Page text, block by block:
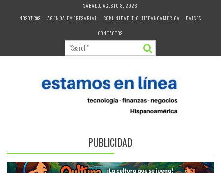
SÁBADO, AGOSTO 8, 2026
NOSOTROS
AGENDA EMPRESARIAL COMUNIDAD TIC HISPANOAMÉRICA
PAISES
CONTACTOS
PUBLICIDAD